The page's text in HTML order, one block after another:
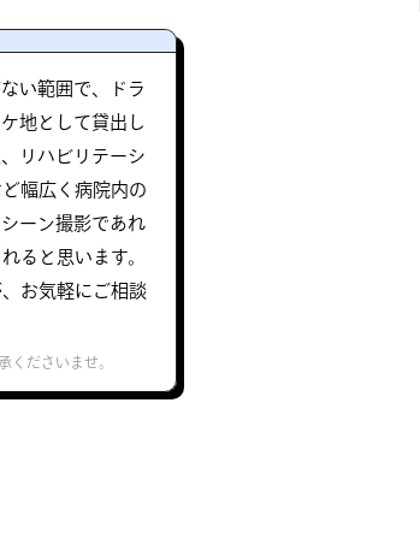
い範囲で、ドラ
地として貸出し
リハビリテーシ
幅広く病院内の
ーン撮影であれ
ると思います。
お気軽にご相談
くださいませ。